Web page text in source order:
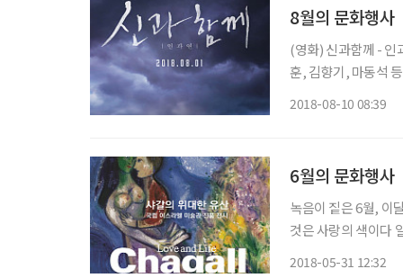
8월의 문화행사
(영화) 신과함께 - 인
훈, 김향기, 마동석
2018-08-10 08:39
6월의 문화행사
녹음이 짙은 6월, 이달의 추천
것은 사랑의 색이다 일정 6월 5일~9월 26일 장소 한가람미술관 이스라엘 박물관이 기획한 이
2018-05-31 12:32